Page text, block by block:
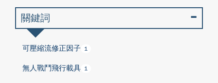
關鍵詞
可壓縮流修正因子 1
無人戰鬥飛行載具 1